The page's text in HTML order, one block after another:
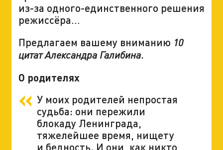
из-за одного-единственного решения
режиссёра…
Предлагаем вашему вниманию 10
цитат Александра Галибина.
О родителях
У моих родителей непростая
судьба: они пережили
блокаду Ленинграда,
тяжелейшее время, нищету
и бедность. И они, как никто,